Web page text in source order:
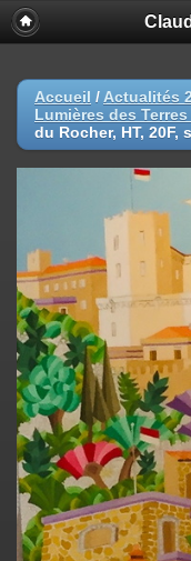
Accueil / Actualités
Lumières des
du Rocher, HT, 20F,